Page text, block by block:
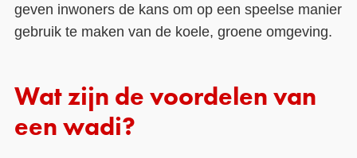
geven inwoners de kans om op een speelse manier
gebruik te maken van de koele, groene omgeving.
Wat zijn de voordelen van
een wadi?